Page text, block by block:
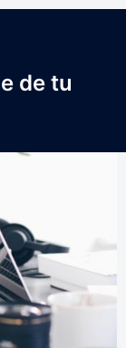
de tu